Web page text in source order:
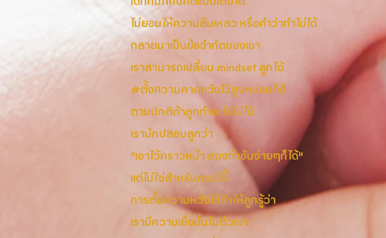
ไม่ยอมให้ความล้มเหลว หรือคำว่าทำไม่ได้
กลายมาเป็นข้อจำกัดของเขา
เราสามารถเปลี่ยน mindset ลูกได้
#ตั้งความคาดหวังไว้สูงหน่อยก็ดี
ตามปกติถ้าลูกทำอะไรไม่ได้
เรามักปลอบลูกว่า
"เอาไว้คราวหน้า ลองทำอันง่ายๆก็ได้"
แต่ไม่ใช่สำหรับกรณีนี้
การตั้งความหวังไว้ทำให้ลูกรู้ว่า
เรามีความเชื่อมั่นในตัวเขา